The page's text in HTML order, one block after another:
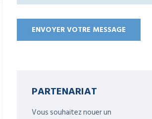
PARTENARIAT
Vous souhaitez nouer un